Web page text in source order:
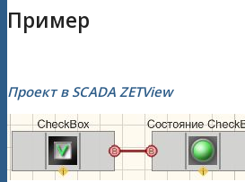
Пример
Проект в SCADA ZETView